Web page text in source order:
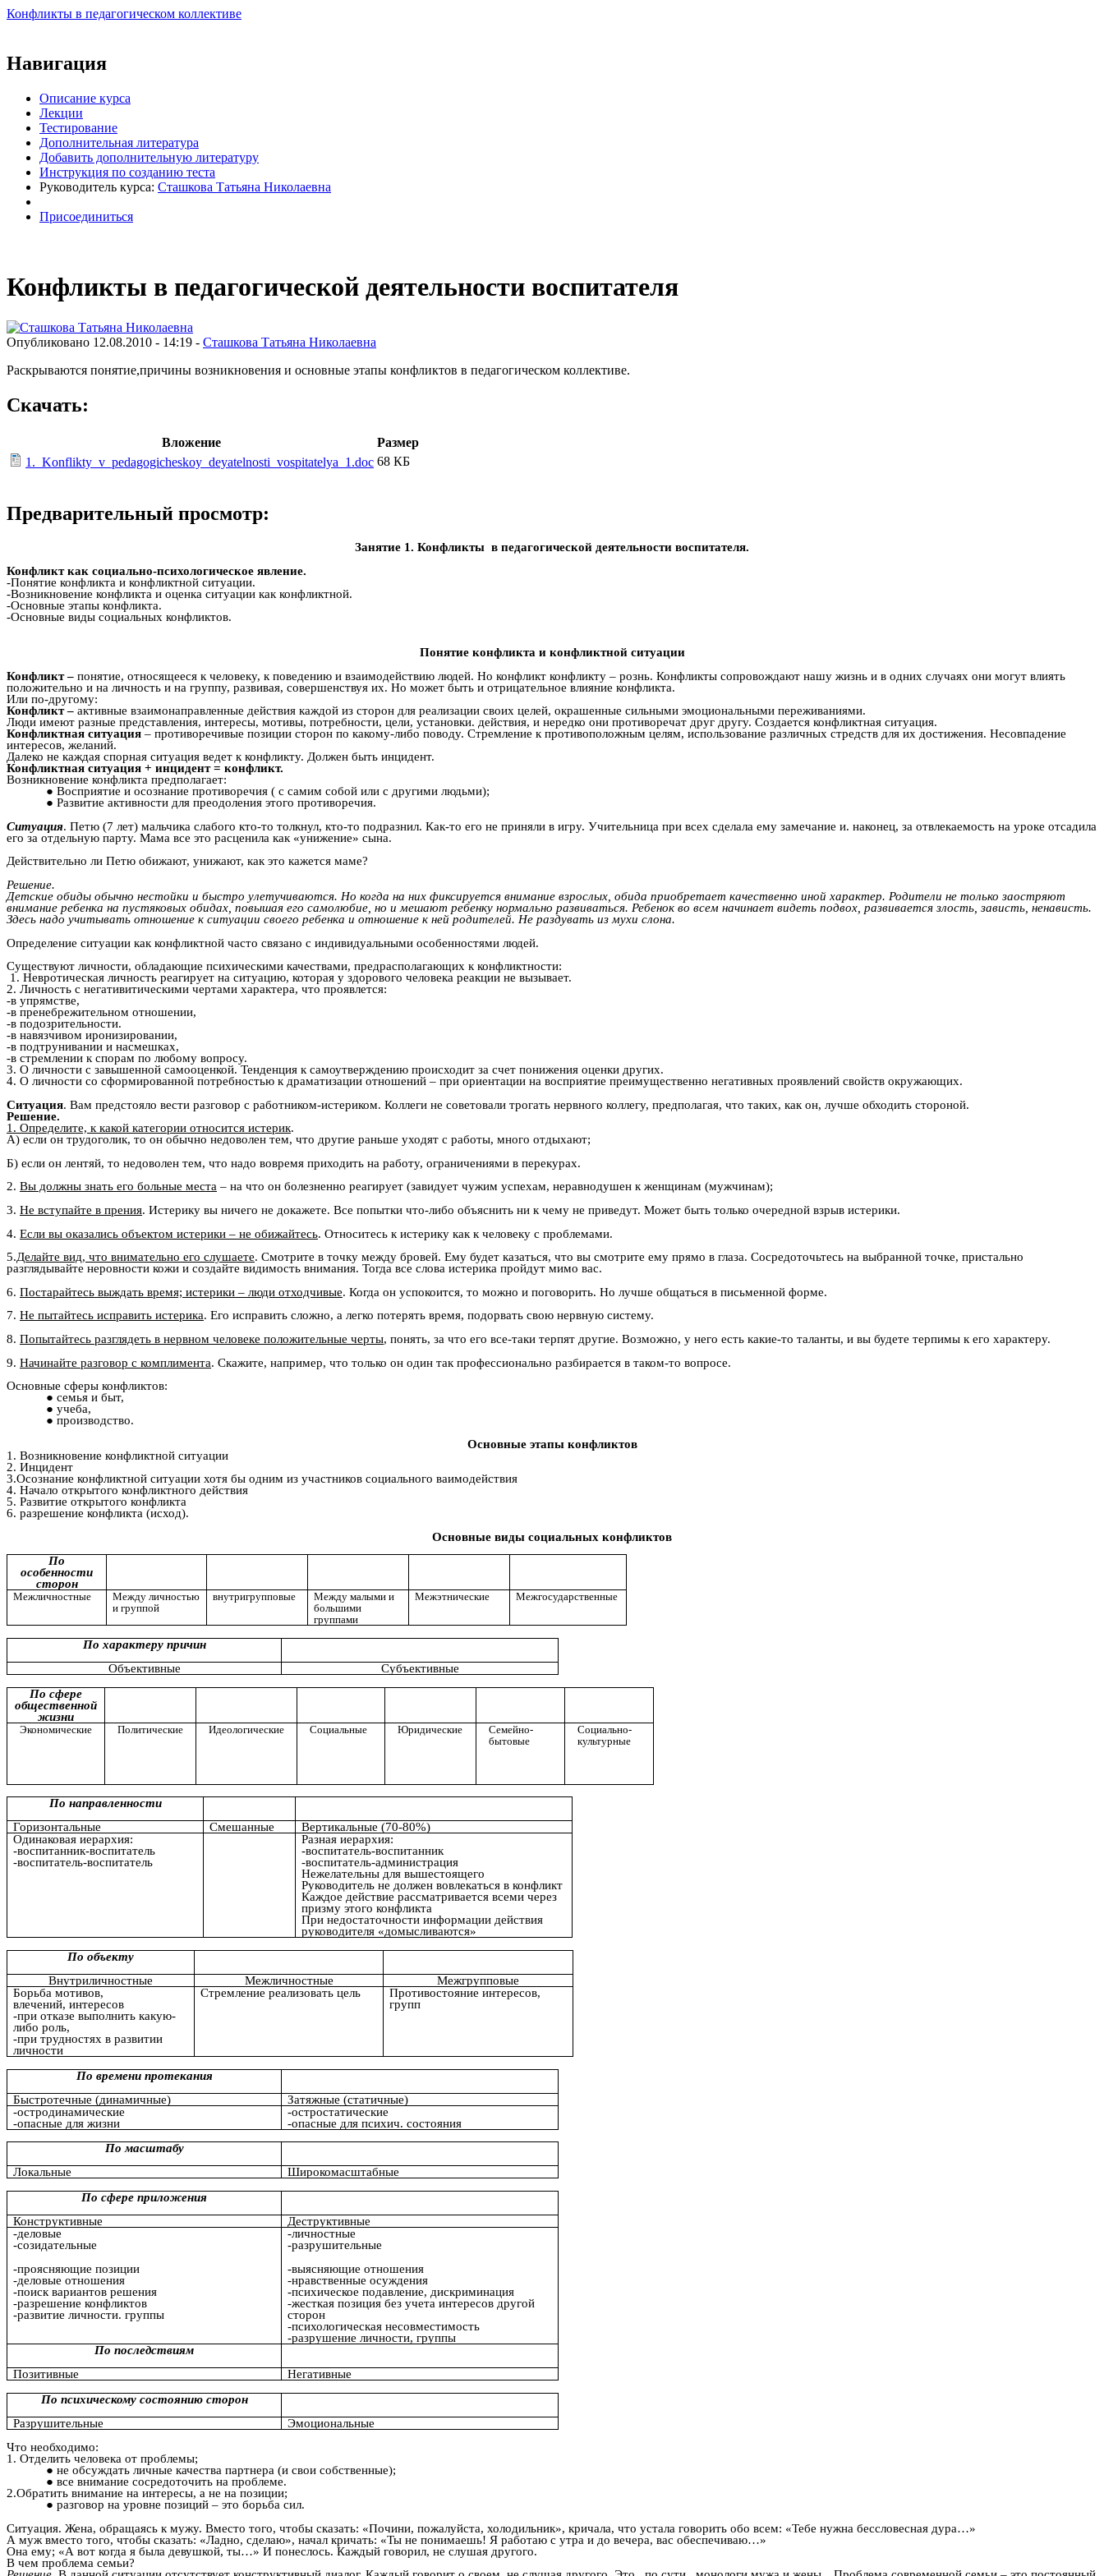
Конфликты в педагогическом коллективе
Навигация
Описание курса
Лекции
Тестирование
Дополнительная литература
Добавить дополнительную литературу
Инструкция по созданию теста
Руководитель курса: Сташкова Татьяна Николаевна
Присоединиться
Конфликты в педагогической деятельности воспитателя
Опубликовано 12.08.2010 - 14:19 - Сташкова Татьяна Николаевна
Раскрываются понятие,причины возникновения и основные этапы конфликтов в педагогическом коллективе.
Скачать:
Вложение
Размер
1._Konflikty_v_pedagogicheskoy_deyatelnosti_vospitatelya_1.doc 68 КБ
Предварительный просмотр:
Занятие 1. Конфликты в педагогической деятельности воспитателя.
Конфликт как социально-психологическое явление.
-Понятие конфликта и конфликтной ситуации.
-Возникновение конфликта и оценка ситуации как конфликтной.
-Основные этапы конфликта.
-Основные виды социальных конфликтов.
Понятие конфликта и конфликтной ситуации
Конфликт – понятие, относящееся к человеку, к поведению и взаимодействию людей. Но конфликт конфликту – рознь. Конфликты сопровождают нашу жизнь и в одних случаях они могут влиять
положительно и на личность и на группу, развивая, совершенствуя их. Но может быть и отрицательное влияние конфликта.
Или по-другому:
Конфликт – активные взаимонаправленные действия каждой из сторон для реализации своих целей, окрашенные сильными эмоциональными переживаниями.
Люди имеют разные представления, интересы, мотивы, потребности, цели, установки. действия, и нередко они противоречат друг другу. Создается конфликтная ситуация.
Конфликтная ситуация – противоречивые позиции сторон по какому-либо поводу. Стремление к противоположным целям, использование различных стредств для их достижения. Несовпадение
интересов, желаний.
Далеко не каждая спорная ситуация ведет к конфликту. Должен быть инцидент.
Конфликтная ситуация + инцидент = конфликт.
Возникновение конфликта предполагает:
Восприятие и осознание противоречия ( с самим собой или с другими людьми);
Развитие активности для преодоления этого противоречия.
Ситуация. Петю (7 лет) мальчика слабого кто-то толкнул, кто-то подразнил. Как-то его не приняли в игру. Учительница при всех сделала ему замечание и. наконец, за отвлекаемость на уроке отсадила
его за отдельную парту. Мама все это расценила как «унижение» сына.
Действительно ли Петю обижают, унижают, как это кажется маме?
Решение.
Детские обиды обычно нестойки и быстро улетучиваются. Но когда на них фиксируется внимание взрослых, обида приобретает качественно иной характер. Родители не только заостряют
внимание ребенка на пустяковых обидах, повышая его самолюбие, но и мешают ребенку нормально развиваться. Ребенок во всем начинает видеть подвох, развивается злость, зависть, ненависть.
Здесь надо учитывать отношение к ситуации своего ребенка и отношение к ней родителей. Не раздувать из мухи слона.
Определение ситуации как конфликтной часто связано с индивидуальными особенностями людей.
Существуют личности, обладающие психическими качествами, предрасполагающих к конфликтности:
1. Невротическая личность реагирует на ситуацию, которая у здорового человека реакции не вызывает.
2. Личность с негативитическими чертами характера, что проявлется:
-в упрямстве,
-в пренебрежительном отношении,
-в подозрительности.
-в навязчивом иронизировании,
-в подтрунивании и насмешках,
-в стремлении к спорам по любому вопросу.
3. О личности с завышенной самооценкой. Тенденция к самоутверждению происходит за счет понижения оценки других.
4. О личности со сформированной потребностью к драматизации отношений – при ориентации на восприятие преимущественно негативных проявлений свойств окружающих.
Ситуация. Вам предстояло вести разговор с работником-истериком. Коллеги не советовали трогать нервного коллегу, предполагая, что таких, как он, лучше обходить стороной.
Решение.
1. Определите, к какой категории относится истерик.
А) если он трудоголик, то он обычно недоволен тем, что другие раньше уходят с работы, много отдыхают;
Б) если он лентяй, то недоволен тем, что надо вовремя приходить на работу, ограничениями в перекурах.
2. Вы должны знать его больные места – на что он болезненно реагирует (завидует чужим успехам, неравнодушен к женщинам (мужчинам);
3. Не вступайте в прения. Истерику вы ничего не докажете. Все попытки что-либо объяснить ни к чему не приведут. Может быть только очередной взрыв истерики.
4. Если вы оказались объектом истерики – не обижайтесь. Относитесь к истерику как к человеку с проблемами.
5.Делайте вид, что внимательно его слушаете. Смотрите в точку между бровей. Ему будет казаться, что вы смотрите ему прямо в глаза. Сосредоточьтесь на выбранной точке, пристально
разглядывайте неровности кожи и создайте видимость внимания. Тогда все слова истерика пройдут мимо вас.
6. Постарайтесь выждать время; истерики – люди отходчивые. Когда он успокоится, то можно и поговорить. Но лучше общаться в письменной форме.
7. Не пытайтесь исправить истерика. Его исправить сложно, а легко потерять время, подорвать свою нервную систему.
8. Попытайтесь разглядеть в нервном человеке положительные черты, понять, за что его все-таки терпят другие. Возможно, у него есть какие-то таланты, и вы будете терпимы к его характеру.
9. Начинайте разговор с комплимента. Скажите, например, что только он один так профессионально разбирается в таком-то вопросе.
Основные сферы конфликтов:
семья и быт,
учеба,
производство.
Основные этапы конфликтов
1. Возникновение конфликтной ситуации
2. Инцидент
3.Осознание конфликтной ситуации хотя бы одним из участников социального ваимодействия
4. Начало открытого конфликтного действия
5. Развитие открытого конфликта
6. разрешение конфликта (исход).
Основные виды социальных конфликтов
По
особенности
сторон
Межличностные
Между личностью
и группой
внутригрупповые
Между малыми и
большими
группами
Межэтнические Межгосударственные
По характеру причин
Объективные
Субъективные
По сфере
общественной
жизни
Экономические Политические Идеологические Социальные Юридические
Семейно-
бытовые
Социально-
культурные
По направленности
Горизонтальные
Смешанные
Вертикальные (70-80%)
Одинаковая иерархия:
-воспитанник-воспитатель
-воспитатель-воспитатель
Разная иерархия:
-воспитатель-воспитанник
-воспитатель-администрация
Нежелательны для вышестоящего
Руководитель не должен вовлекаться в конфликт
Каждое действие рассматривается всеми через
призму этого конфликта
При недостаточности информации действия
руководителя «домысливаются»
По объекту
Внутриличностные
Межличностные
Межгрупповые
Борьба мотивов,
влечений, интересов
-при отказе выполнить какую-
либо роль,
-при трудностях в развитии
личности
Стремление реализовать цель
Противостояние интересов,
групп
По времени протекания
Быстротечные (динамичные)
Затяжные (статичные)
-остродинамические
-опасные для жизни
-остростатические
-опасные для психич. состояния
По масштабу
Локальные
Широкомасштабные
По сфере приложения
Конструктивные
Деструктивные
-деловые
-созидательные
-проясняющие позиции
-деловые отношения
-поиск вариантов решения
-разрешение конфликтов
-развитие личности. группы
-личностные
-разрушительные
-выясняющие отношения
-нравственные осуждения
-психическое подавление, дискриминация
-жесткая позиция без учета интересов другой
сторон
-психологическая несовместимость
-разрушение личности, группы
По последствиям
Позитивные
Негативные
По психическому состоянию сторон
Разрушительные
Эмоциональные
Что необходимо:
1. Отделить человека от проблемы;
не обсуждать личные качества партнера (и свои собственные);
все внимание сосредоточить на проблеме.
2.Обратить внимание на интересы, а не на позиции;
разговор на уровне позиций – это борьба сил.
Ситуация. Жена, обращаясь к мужу. Вместо того, чтобы сказать: «Почини, пожалуйста, холодильник», кричала, что устала говорить обо всем: «Тебе нужна бессловесная дура…»
А муж вместо того, чтобы сказать: «Ладно, сделаю», начал кричать: «Ты не понимаешь! Я работаю с утра и до вечера, вас обеспечиваю…»
Она ему; «А вот когда я была девушкой, ты…» И понеслось. Каждый говорил, не слушая другого.
В чем проблема семьи?